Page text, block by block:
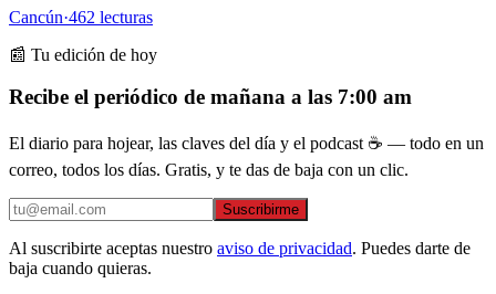
Cancún·462 lecturas
📰 Tu edición de hoy
Recibe el periódico de mañana a las 7:00 am
El diario para hojear, las claves del día y el podcast ☕ — todo en un
correo, todos los días. Gratis, y te das de baja con un clic.
Suscribirme
Al suscribirte aceptas nuestro aviso de privacidad. Puedes darte de
baja cuando quieras.